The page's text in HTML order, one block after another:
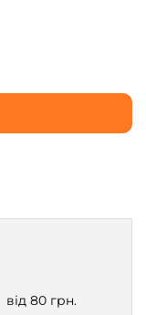
від 80 грн.